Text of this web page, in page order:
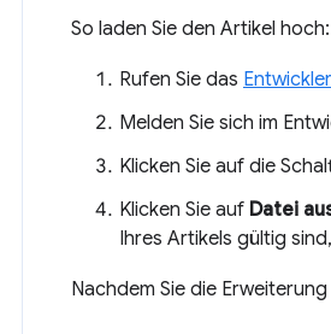
So laden Sie den Artikel hoch:
Rufen Sie das
Melden Sie sich im
Klicken Sie auf die
Klicken Sie auf Datei
Ihres Artikels gültig
Nachdem Sie die